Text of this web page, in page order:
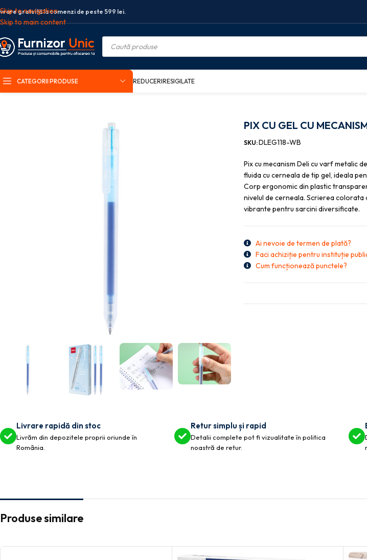
Skip to navigation
Skip to main content
gratuită la comenzi de peste 599 lei.
CATEGORII PRODUSE REDUCERIRESIGILATE
PIX CU GEL CU
SKU:DLEG118-WB
Pix cu mecanism Deli cu varf metalic
fluida cu cerneala de tip gel, ideala
Corp ergonomic din plastic
nivelul de cerneala. Scrierea
vibrante pentru sarcini diversificate.
Ai nevoie de termen de plată?
Faci achiziție pentru instituție
Cum funcționează punctele?
Livrare rapidă din stoc
Livrăm din depozitele proprii oriunde în
România.
Retur simplu și rapid
Detalii complete pot fi vizualitate în politica
noastră de retur.
Produse similare